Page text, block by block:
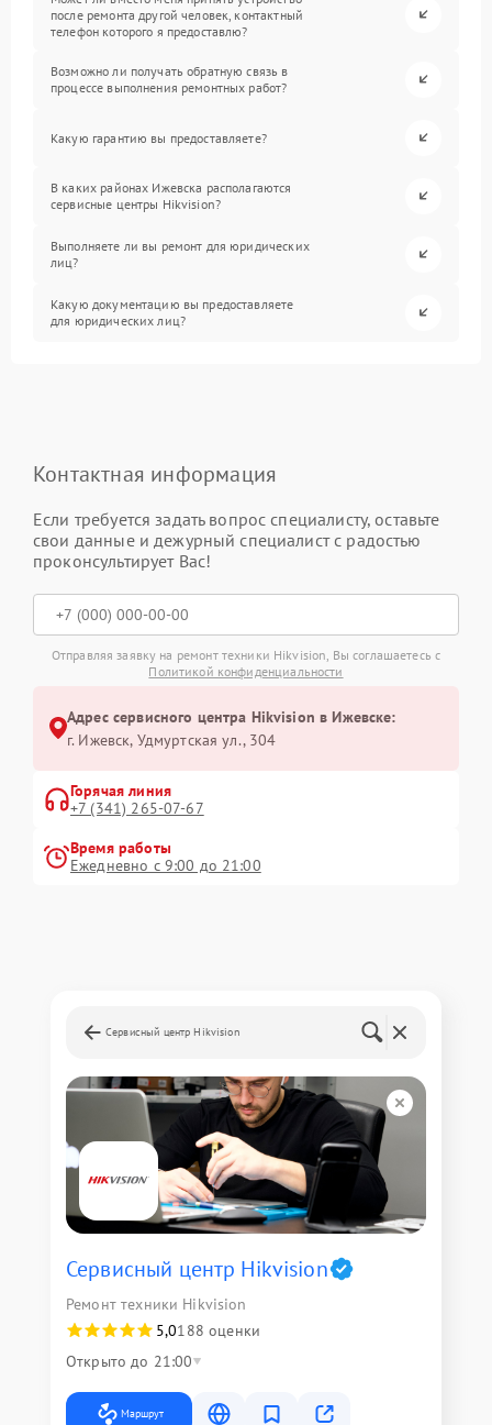
после ремонта другой человек, контактный
телефон которого я предоставлю?
Возможно ли получать обратную связь в
процессе выполнения ремонтных работ?
Какую гарантию вы предоставляете?
В каких районах Ижевска располагаются
сервисные центры Hikvision?
Выполняете ли вы ремонт для юридических
лиц?
Какую документацию вы предоставляете
для юридических лиц?
Контактная информация
Если требуется задать вопрос специалисту, оставьте
свои данные и дежурный специалист с радостью
проконсультирует Вас!
Отправляя заявку на ремонт техники Hikvision, Вы соглашаетесь с
Политикой конфиденциальности
Адрес сервисного центра Hikvision в Ижевске:
г. Ижевск, Удмуртская ул., 304
Горячая линия
+7 (341) 265-07-67
Время работы
Ежедневно с 9:00 до 21:00
Сервисный центр Hikvision
Сервисный центр Hikvision
Ремонт техники Hikvision
5,0188 оценки
Открыто до 21:00
Маршрут